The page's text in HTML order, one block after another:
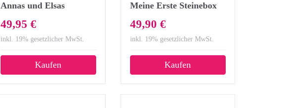
Annas und Elsas
Prinzessin Spielzeug
49,95 €
inkl. 19% gesetzlicher MwSt.
Kaufen
Meine Erste Steinebox
Kreatives Spielen
49,90 €
inkl. 19% gesetzlicher MwSt.
Kaufen